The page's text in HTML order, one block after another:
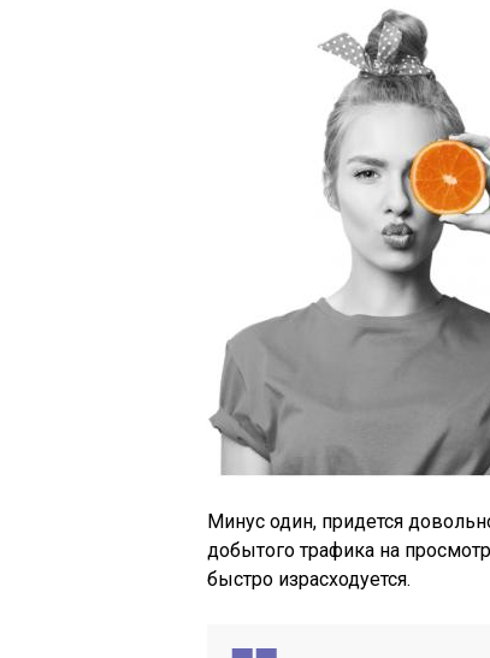
Минус один, придется
добытого трафика на
быстро израсходуется.